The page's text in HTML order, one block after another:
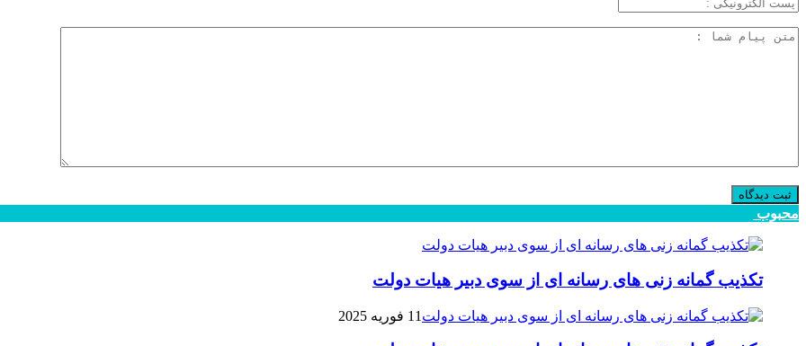
محبوب
تکذیب گمانه زنی های رسانه ای از سوی دبیر هیات دولت
11 فوریه 2025